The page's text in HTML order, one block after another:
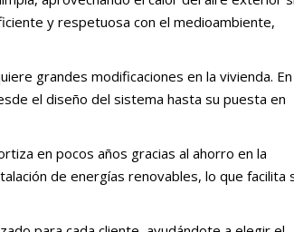
y respetuosa con el medioambiente,
grandes modificaciones en la vivienda. En
el diseño del sistema hasta su puesta en
en pocos años gracias al ahorro en la
de energías renovables, lo que facilita